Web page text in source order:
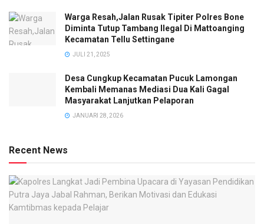
Warga Resah,Jalan Rusak Tipiter Polres Bone
Diminta Tutup Tambang Ilegal Di Mattoanging
Kecamatan Tellu Settingane
JULI 21, 2025
Desa Cungkup Kecamatan Pucuk Lamongan
Kembali Memanas Mediasi Dua Kali Gagal
Masyarakat Lanjutkan Pelaporan
JANUARI 28, 2026
Recent News